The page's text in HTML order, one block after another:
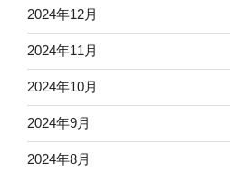
2024年12月
2024年11月
2024年10月
2024年9月
2024年8月